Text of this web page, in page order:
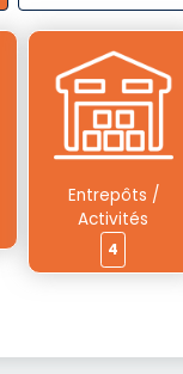
Entrepôts /
Activités
4